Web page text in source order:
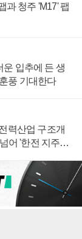
과 청주 'M17' 팹
운 입추에 든 생
풍 기대한다
력산업 구조개
어 '한전 지주사'